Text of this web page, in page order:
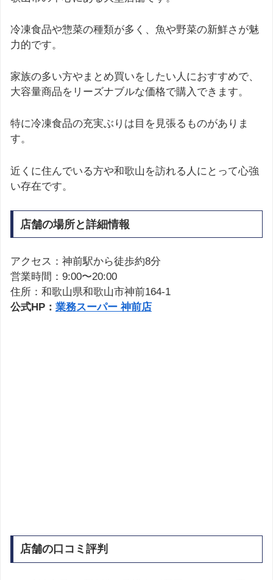
冷凍食品や惣菜の種類が多く、魚や野菜の新鮮さが魅
力的です。
家族の多い方やまとめ買いをしたい人におすすめで、
大容量商品をリーズナブルな価格で購入できます。
特に冷凍食品の充実ぶりは目を見張るものがありま
す。
近くに住んでいる方や和歌山を訪れる人にとって心強
い存在です。
店舗の場所と詳細情報
アクセス：神前駅から徒歩約8分
営業時間：9:00〜20:00
住所：和歌山県和歌山市神前164-1
公式HP： 業務スーパー 神前店
店舗の口コミ評判